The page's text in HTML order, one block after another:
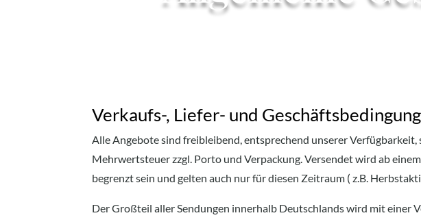
Verkaufs-, Liefer- und
Alle Angebote sind freibleibend, entsprechend unserer
Mehrwertsteuer zzgl. Porto und Verpackung. Versendet wird ab
begrenzt sein und gelten auch nur für diesen Zeitraum ( z.B.
Der Großteil aller Sendungen innerhalb Deutschlands wird mit einer